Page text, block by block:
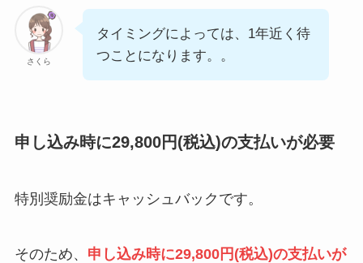
さくら
タイミングによっては、1年近く待
つことになります。。
申し込み時に29,800円(税込)の支払いが必要
特別奨励金はキャッシュバックです。
そのため、 申し込み時に29,800円(税込)の支払いが